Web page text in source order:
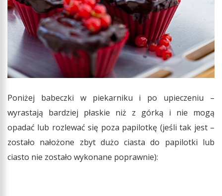
Poniżej babeczki w piekarniku i po upieczeniu –
wyrastają bardziej płaskie niż z górką i nie mogą
opadać lub rozlewać się poza papilotkę (jeśli tak jest –
zostało nałożone zbyt dużo ciasta do papilotki lub
ciasto nie zostało wykonane poprawnie):